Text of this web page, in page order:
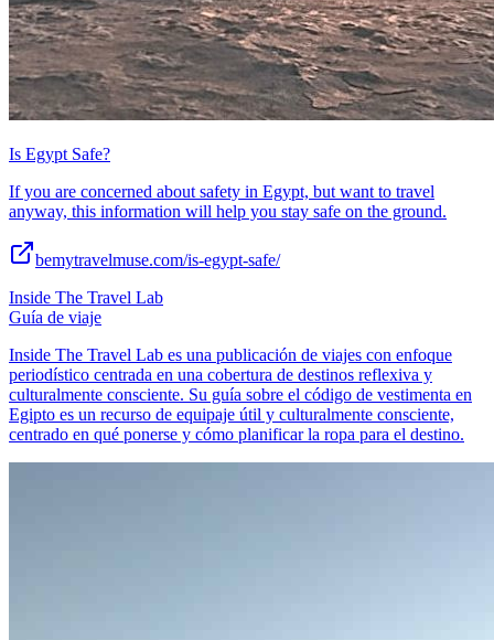
Is Egypt Safe?
If you are concerned about safety in Egypt, but want to travel
anyway, this information will help you stay safe on the ground.
bemytravelmuse.com/is-egypt-safe/
Inside The Travel Lab
Guía de viaje
Inside The Travel Lab es una publicación de viajes con enfoque
periodístico centrada en una cobertura de destinos reflexiva y
culturalmente consciente. Su guía sobre el código de vestimenta en
Egipto es un recurso de equipaje útil y culturalmente consciente,
centrado en qué ponerse y cómo planificar la ropa para el destino.